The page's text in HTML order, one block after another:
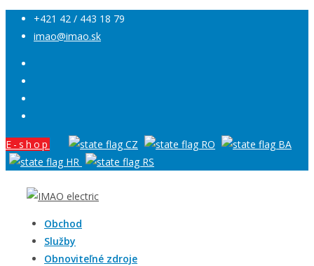
+421 42 / 443 18 79
imao@imao.sk
E-shop
Obchod
Služby
Obnoviteľné zdroje